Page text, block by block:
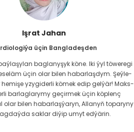
Işrat Jahan
üçin Bangladeşden
baglanyşyk köne. Iki ýyl töweregi
üçin olar bilen habarlaşdym. Şeýle-
yzygiderli kömek edip gelýär! Maks-
barlaglarymy geçirmek üçin köplenç
bilen habarlaşýaryn, Allanyň toparyny
saklar diýip umyt edýärin.